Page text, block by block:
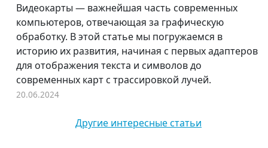
Видеокарты — важнейшая часть современных
компьютеров, отвечающая за графическую
обработку. В этой статье мы погружаемся в
историю их развития, начиная с первых адаптеров
для отображения текста и символов до
современных карт с трассировкой лучей.
20.06.2024
Другие интересные статьи